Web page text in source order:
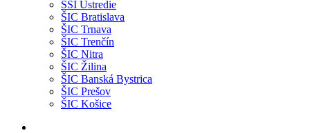
ŠŠI Ústredie
ŠIC Bratislava
ŠIC Trnava
ŠIC Trenčín
ŠIC Nitra
ŠIC Žilina
ŠIC Banská Bystrica
ŠIC Prešov
ŠIC Košice